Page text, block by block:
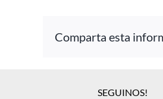
Comparta esta
SEGUINOS!